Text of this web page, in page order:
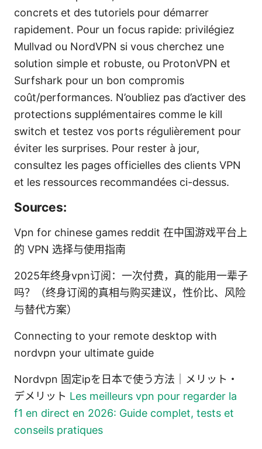
concrets et des tutoriels pour démarrer
rapidement. Pour un focus rapide: privilégiez
Mullvad ou NordVPN si vous cherchez une
solution simple et robuste, ou ProtonVPN et
Surfshark pour un bon compromis
coût/performances. N’oubliez pas d’activer des
protections supplémentaires comme le kill
switch et testez vos ports régulièrement pour
éviter les surprises. Pour rester à jour,
consultez les pages officielles des clients VPN
et les ressources recommandées ci-dessus.
Sources:
Vpn for chinese games reddit 在中国游戏平台上
的 VPN 选择与使用指南
2025年终身vpn订阅：一次付费，真的能用一辈子
吗？（终身订阅的真相与购买建议，性价比、风险
与替代方案）
Connecting to your remote desktop with
nordvpn your ultimate guide
Nordvpn 固定ipを日本で使う方法｜メリット・
デメリット Les meilleurs vpn pour regarder la
f1 en direct en 2026: Guide complet, tests et
conseils pratiques